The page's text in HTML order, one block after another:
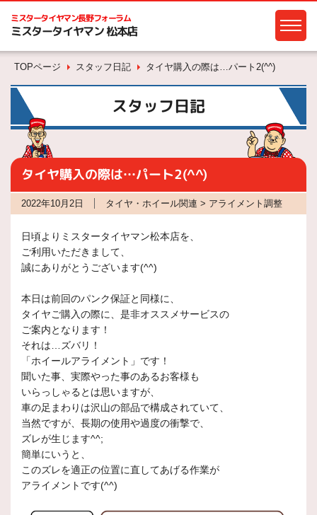
ミスタータイヤマン長野フォーラム
ミスタータイヤマン 松本店
TOPページ スタッフ日記 タイヤ購入の際は…パート2(^^)
スタッフ日記
タイヤ購入の際は…パート2(^^)
2022年10月2日 タイヤ・ホイール関連 > アライメント調整
日頃よりミスタータイヤマン松本店を、
ご利用いただきまして、
誠にありがとうございます(^^)
本日は前回のパンク保証と同様に、
タイヤご購入の際に、是非オススメサービスの
ご案内となります！
それは…ズバリ！
「ホイールアライメント」です！
聞いた事、実際やった事のあるお客様も
いらっしゃるとは思いますが、
車の足まわりは沢山の部品で構成されていて、
当然ですが、長期の使用や過度の衝撃で、
ズレが生じます^^;
簡単にいうと、
このズレを適正の位置に直してあげる作業が
アライメントです(^^)